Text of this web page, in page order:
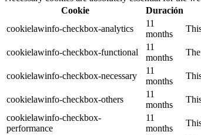
Cookie
Duración
cookielawinfo-checkbox-analytics
11
months
cookielawinfo-checkbox-functional
11
months
cookielawinfo-checkbox-necessary
11
months
cookielawinfo-checkbox-others
11
months
cookielawinfo-checkbox-
performance
11
months